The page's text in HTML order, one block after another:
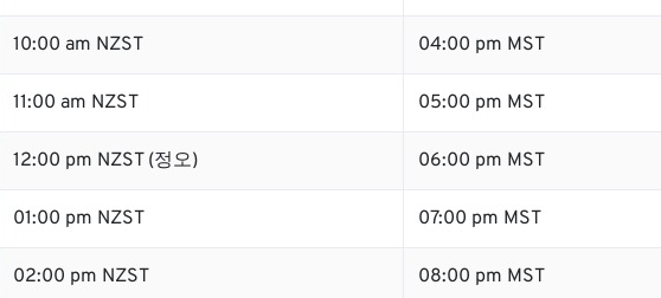
10:00 am NZST 04:00 pm MST
11:00 am NZST 05:00 pm MST
12:00 pm NZST (정오) 06:00 pm MST
01:00 pm NZST 07:00 pm MST
02:00 pm NZST 08:00 pm MST